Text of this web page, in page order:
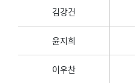
김강건
윤지희
이우찬